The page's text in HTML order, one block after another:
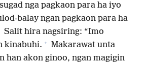
nga pagkaon para ha iyo
balay ngan pagkaon para ha
Salit hira nagsiring: “Imo
kinabuhi. + Makarawat unta
han akon ginoo, ngan magigin